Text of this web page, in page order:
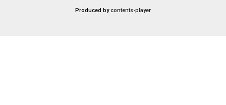
Produced bycontents-player